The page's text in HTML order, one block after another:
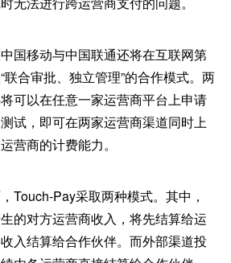
移动与中国联通还将在互联网第
合审批、独立管理”的合作模式。两
可以在任意一家运营商平台上申请
试，即可在两家运营商渠道同时上
营商的计费能力。
Pay采取两种模式。其中，
的对方运营商收入，将先结算给运
入结算给合作伙伴。而外部渠道投